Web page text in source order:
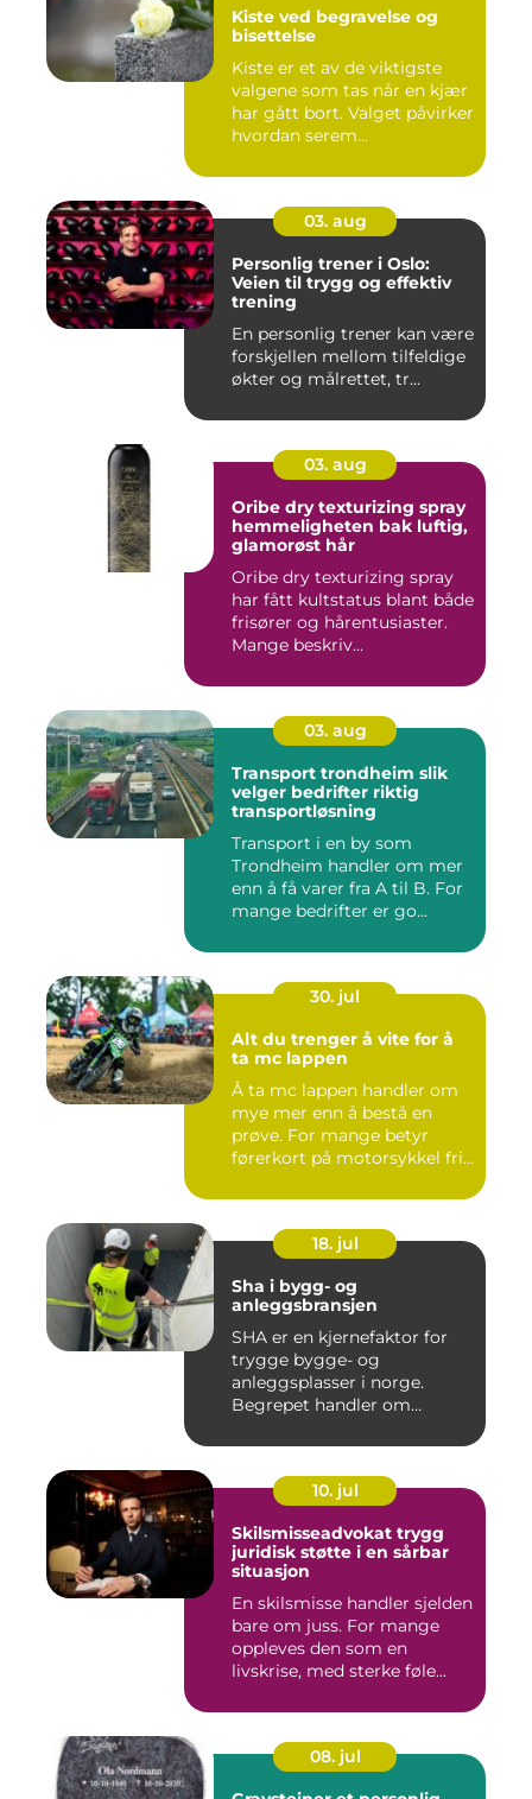
Kiste ved begravelse og
bisettelse
Kiste er et av de viktigste
valgene som tas når en kjær
har gått bort. Valget påvirker
hvordan serem...
03. aug
Personlig trener i Oslo:
Veien til trygg og effektiv
trening
En personlig trener kan være
forskjellen mellom tilfeldige
økter og målrettet, tr...
03. aug
Oribe dry texturizing spray
hemmeligheten bak luftig,
glamorøst hår
Oribe dry texturizing spray
har fått kultstatus blant både
frisører og hårentusiaster.
Mange beskriv...
03. aug
Transport trondheim slik
velger bedrifter riktig
transportløsning
Transport i en by som
Trondheim handler om mer
enn å få varer fra A til B. For
mange bedrifter er go...
30. jul
Alt du trenger å vite for å
ta mc lappen
Å ta mc lappen handler om
mye mer enn å bestå en
prøve. For mange betyr
førerkort på motorsykkel fri...
18. jul
Sha i bygg- og
anleggsbransjen
SHA er en kjernefaktor for
trygge bygge- og
anleggsplasser i norge.
Begrepet handler om
10. jul
Skilsmisseadvokat trygg
juridisk støtte i en sårbar
situasjon
En skilsmisse handler sjelden
bare om juss. For mange
oppleves den som en
livskrise, med sterke føle...
08. jul